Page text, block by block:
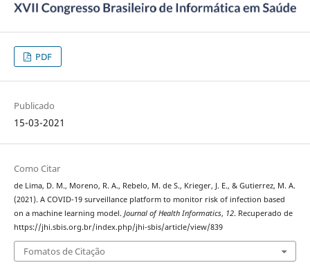
PDF
Publicado
15-03-2021
Como Citar
de Lima, D. M., Moreno, R. A., Rebelo, M. de S., Krieger, J. E., & Gutierrez, M. A.
(2021). A COVID-19 surveillance platform to monitor risk of infection based
on a machine learning model. Journal of Health Informatics, 12. Recuperado de
https://jhi.sbis.org.br/index.php/jhi-sbis/article/view/839
Fomatos de Citação